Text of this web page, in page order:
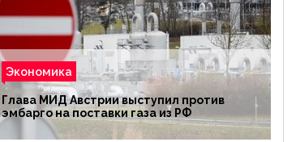
Экономика
Глава МИД Австрии выступил против
эмбарго на поставки газа из РФ